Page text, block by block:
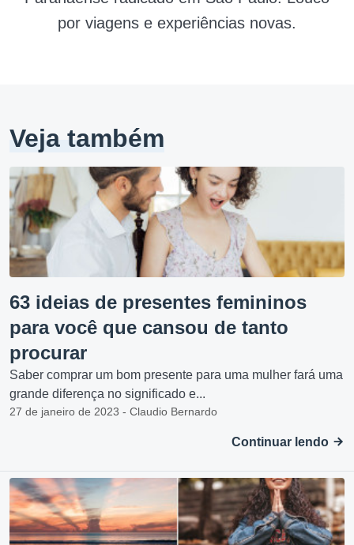
por viagens e experiências novas.
Veja também
63 ideias de presentes femininos
para você que cansou de tanto
procurar
Saber comprar um bom presente para uma mulher fará uma
grande diferença no significado e...
27 de janeiro de 2023 - Claudio Bernardo
Continuar lendo